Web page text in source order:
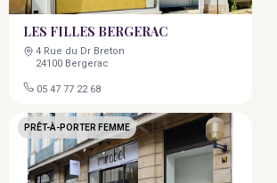
LES FILLES BERGERAC
4 Rue du Dr Breton
24100 Bergerac
05 47 77 22 68
PRÊT-À-PORTER FEMME